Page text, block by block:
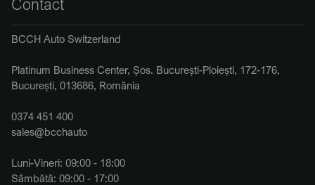
Contact
BCCH Auto Switzerland
Platinum Business Center, Șos. București-Ploiești, 172-176,
București, 013686, România
0374 451 400
sales@bcchauto
Luni-Vineri: 09:00 - 18:00
Sâmbătă: 09:00 - 17:00